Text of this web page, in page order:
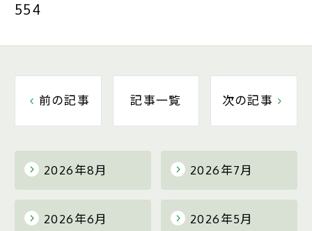
2026年8月 2026年7月
2026年6月 2026年5月
554
前の記事 記事一覧 次の記事